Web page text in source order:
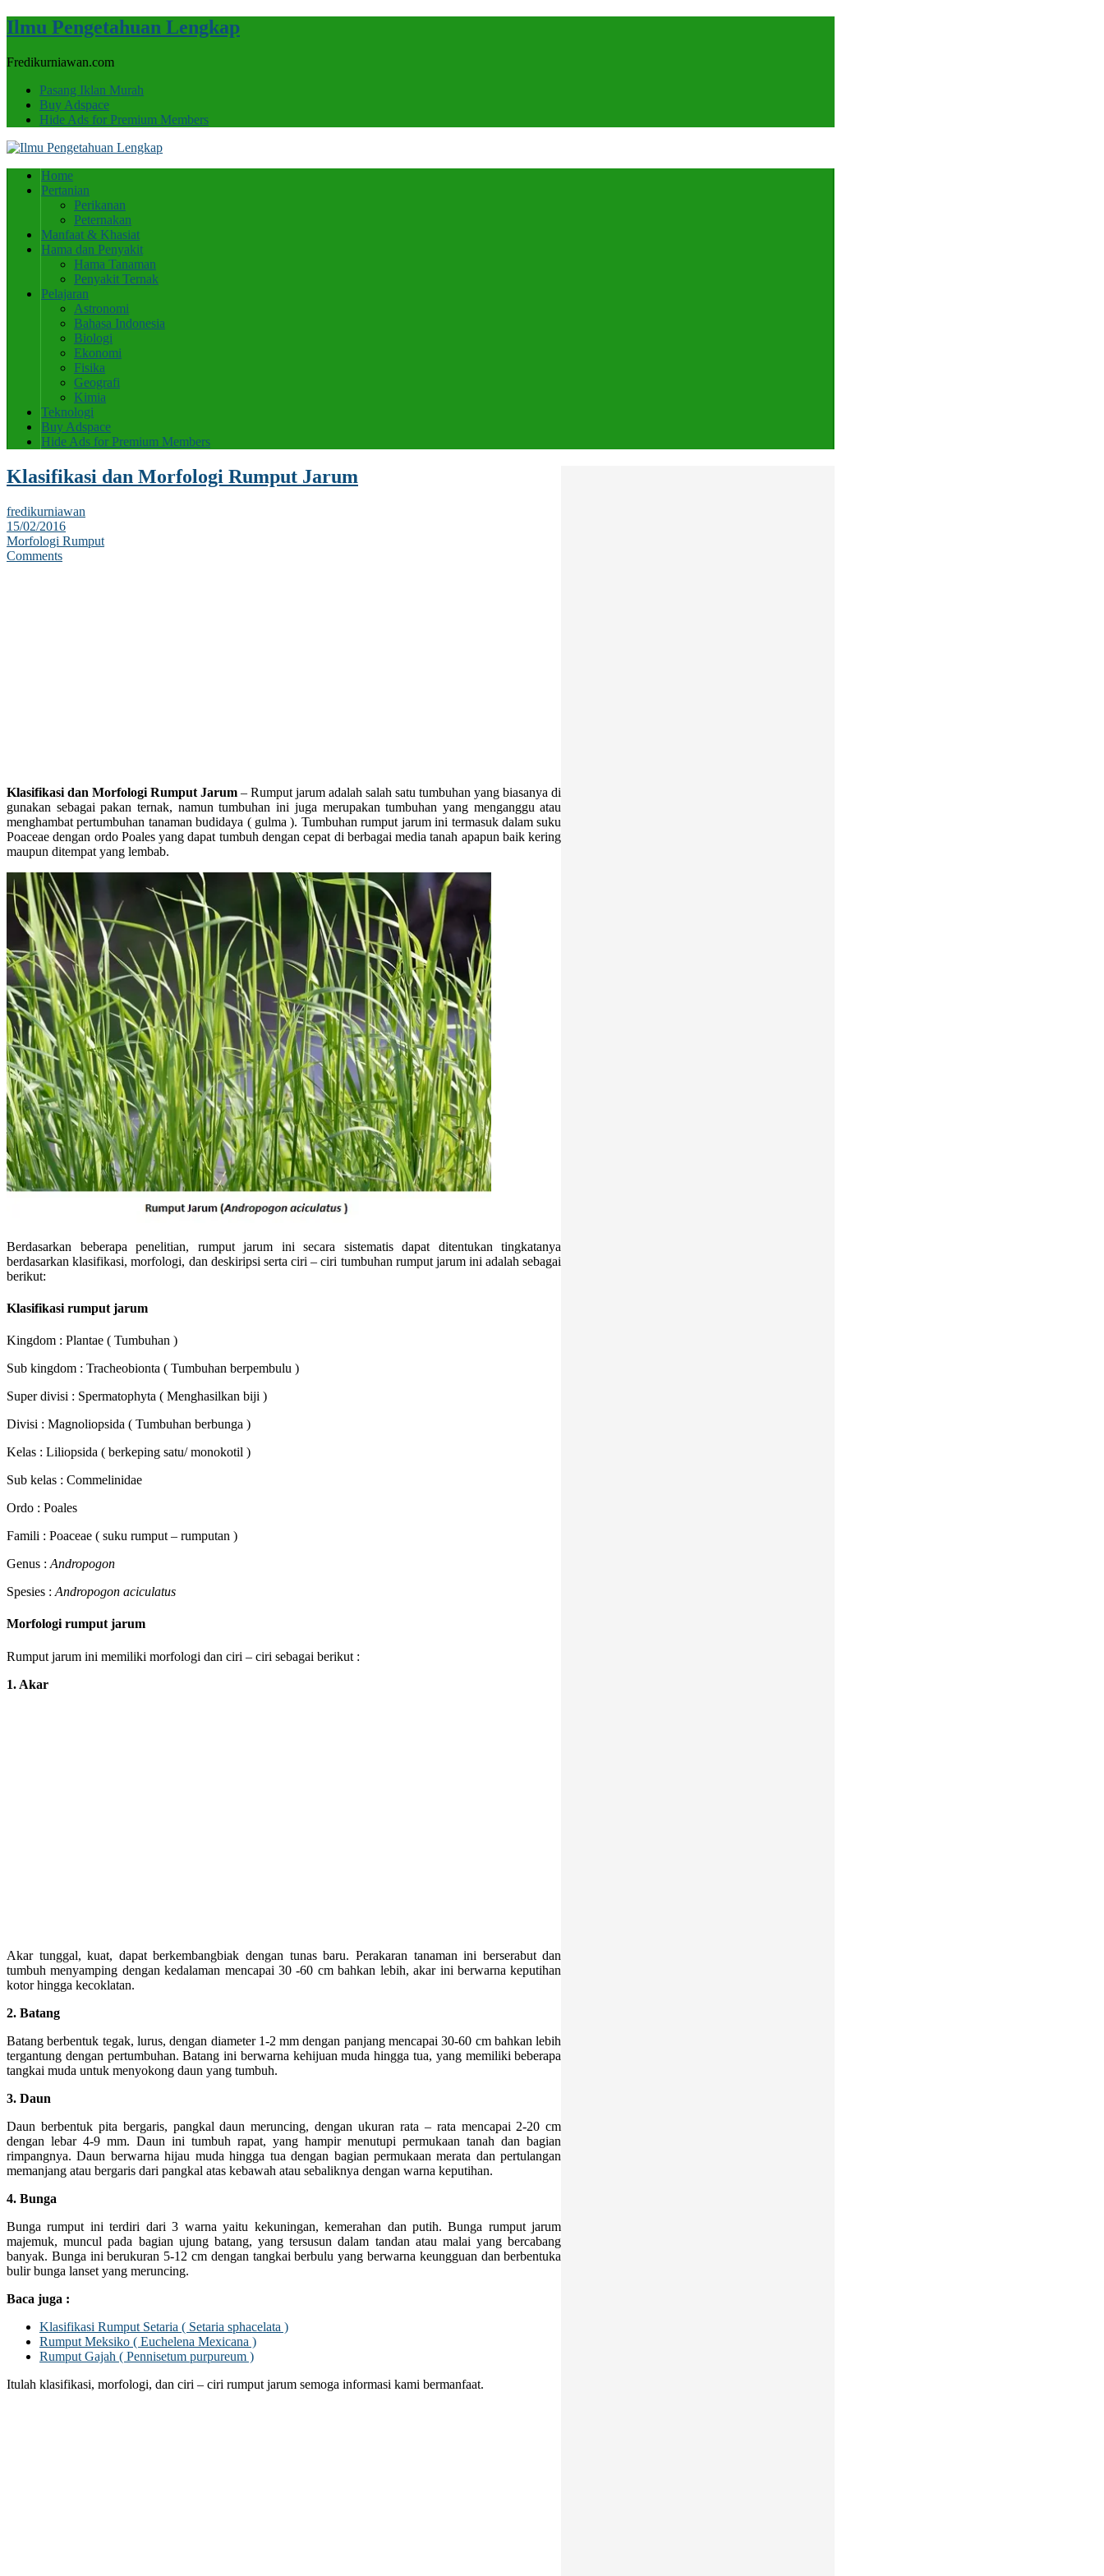
Ilmu Pengetahuan Lengkap
Fredikurniawan.com
Pasang Iklan Murah
Buy Adspace
Hide Ads for Premium Members
Home
Pertanian
Perikanan
Peternakan
Manfaat & Khasiat
Hama dan Penyakit
Hama Tanaman
Penyakit Ternak
Pelajaran
Astronomi
Bahasa Indonesia
Biologi
Ekonomi
Fisika
Geografi
Kimia
Teknologi
Buy Adspace
Hide Ads for Premium Members
Klasifikasi dan Morfologi Rumput Jarum
fredikurniawan
15/02/2016
Morfologi Rumput
Comments
Klasifikasi dan Morfologi Rumput Jarum – Rumput jarum adalah salah satu tumbuhan yang biasanya di
gunakan sebagai pakan ternak, namun tumbuhan ini juga merupakan tumbuhan yang menganggu atau
menghambat pertumbuhan tanaman budidaya ( gulma ). Tumbuhan rumput jarum ini termasuk dalam suku
Poaceae dengan ordo Poales yang dapat tumbuh dengan cepat di berbagai media tanah apapun baik kering
maupun ditempat yang lembab.
Berdasarkan beberapa penelitian, rumput jarum ini secara sistematis dapat ditentukan tingkatanya
berdasarkan klasifikasi, morfologi, dan deskiripsi serta ciri – ciri tumbuhan rumput jarum ini adalah sebagai
berikut:
Klasifikasi rumput jarum
Kingdom : Plantae ( Tumbuhan )
Sub kingdom : Tracheobionta ( Tumbuhan berpembulu )
Super divisi : Spermatophyta ( Menghasilkan biji )
Divisi : Magnoliopsida ( Tumbuhan berbunga )
Kelas : Liliopsida ( berkeping satu/ monokotil )
Sub kelas : Commelinidae
Ordo : Poales
Famili : Poaceae ( suku rumput – rumputan )
Genus : Andropogon
Spesies : Andropogon aciculatus
Morfologi rumput jarum
Rumput jarum ini memiliki morfologi dan ciri – ciri sebagai berikut :
1. Akar
Akar tunggal, kuat, dapat berkembangbiak dengan tunas baru. Perakaran tanaman ini berserabut dan
tumbuh menyamping dengan kedalaman mencapai 30 -60 cm bahkan lebih, akar ini berwarna keputihan
kotor hingga kecoklatan.
2. Batang
Batang berbentuk tegak, lurus, dengan diameter 1-2 mm dengan panjang mencapai 30-60 cm bahkan lebih
tergantung dengan pertumbuhan. Batang ini berwarna kehijuan muda hingga tua, yang memiliki beberapa
tangkai muda untuk menyokong daun yang tumbuh.
3. Daun
Daun berbentuk pita bergaris, pangkal daun meruncing, dengan ukuran rata – rata mencapai 2-20 cm
dengan lebar 4-9 mm. Daun ini tumbuh rapat, yang hampir menutupi permukaan tanah dan bagian
rimpangnya. Daun berwarna hijau muda hingga tua dengan bagian permukaan merata dan pertulangan
memanjang atau bergaris dari pangkal atas kebawah atau sebaliknya dengan warna keputihan.
4. Bunga
Bunga rumput ini terdiri dari 3 warna yaitu kekuningan, kemerahan dan putih. Bunga rumput jarum
majemuk, muncul pada bagian ujung batang, yang tersusun dalam tandan atau malai yang bercabang
banyak. Bunga ini berukuran 5-12 cm dengan tangkai berbulu yang berwarna keungguan dan berbentuka
bulir bunga lanset yang meruncing.
Baca juga :
Klasifikasi Rumput Setaria ( Setaria sphacelata )
Rumput Meksiko ( Euchelena Mexicana )
Rumput Gajah ( Pennisetum purpureum )
Itulah klasifikasi, morfologi, dan ciri – ciri rumput jarum semoga informasi kami bermanfaat.